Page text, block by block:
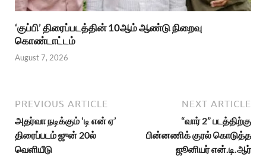
‘குப்பி’ திரைப்படத்தின் 10ஆம் ஆண்டு நிறைவு
கொண்டாட்டம்
August 7, 2026
PREVIOUS ARTICLE
அதர்வா நடிக்கும் ‘டி என் ஏ’
திரைப்படம் ஜுன் 20ல்
வெளியீடு
NEXT ARTICLE
“வார் 2” படத்திற்கு
பின்னணிக் குரல் கொடுத்த
ஜூனியர் என்.டி.ஆர்